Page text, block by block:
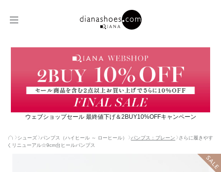
ウェブショップセール 最終値下げ＆2BUY10%OFFキャンペーン
シューズ パンプス（ハイヒール ～ ローヒール） パンプス：プレーン
さらに履きやす
くリニューアル☆9cm台ヒールパンプス